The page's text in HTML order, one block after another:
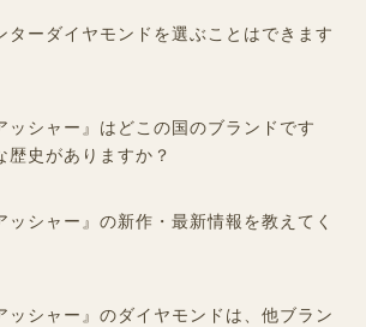
ターダイヤモンドを選ぶことはできます
ッシャー』はどこの国のブランドです
歴史がありますか？
ッシャー』の新作・最新情報を教えてく
ッシャー』のダイヤモンドは、他ブラン